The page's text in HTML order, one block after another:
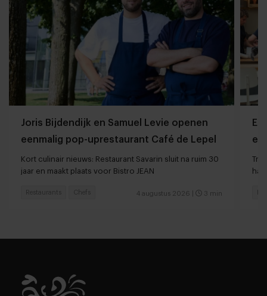
Joris Bijdendijk en Samuel Levie openen
eenmalig pop-uprestaurant Café de Lepel
Kort culinair nieuws: Restaurant Savarin sluit na ruim 30
jaar en maakt plaats voor Bistro JEAN
4 augustus 2026 3 min
Restaurants Chefs